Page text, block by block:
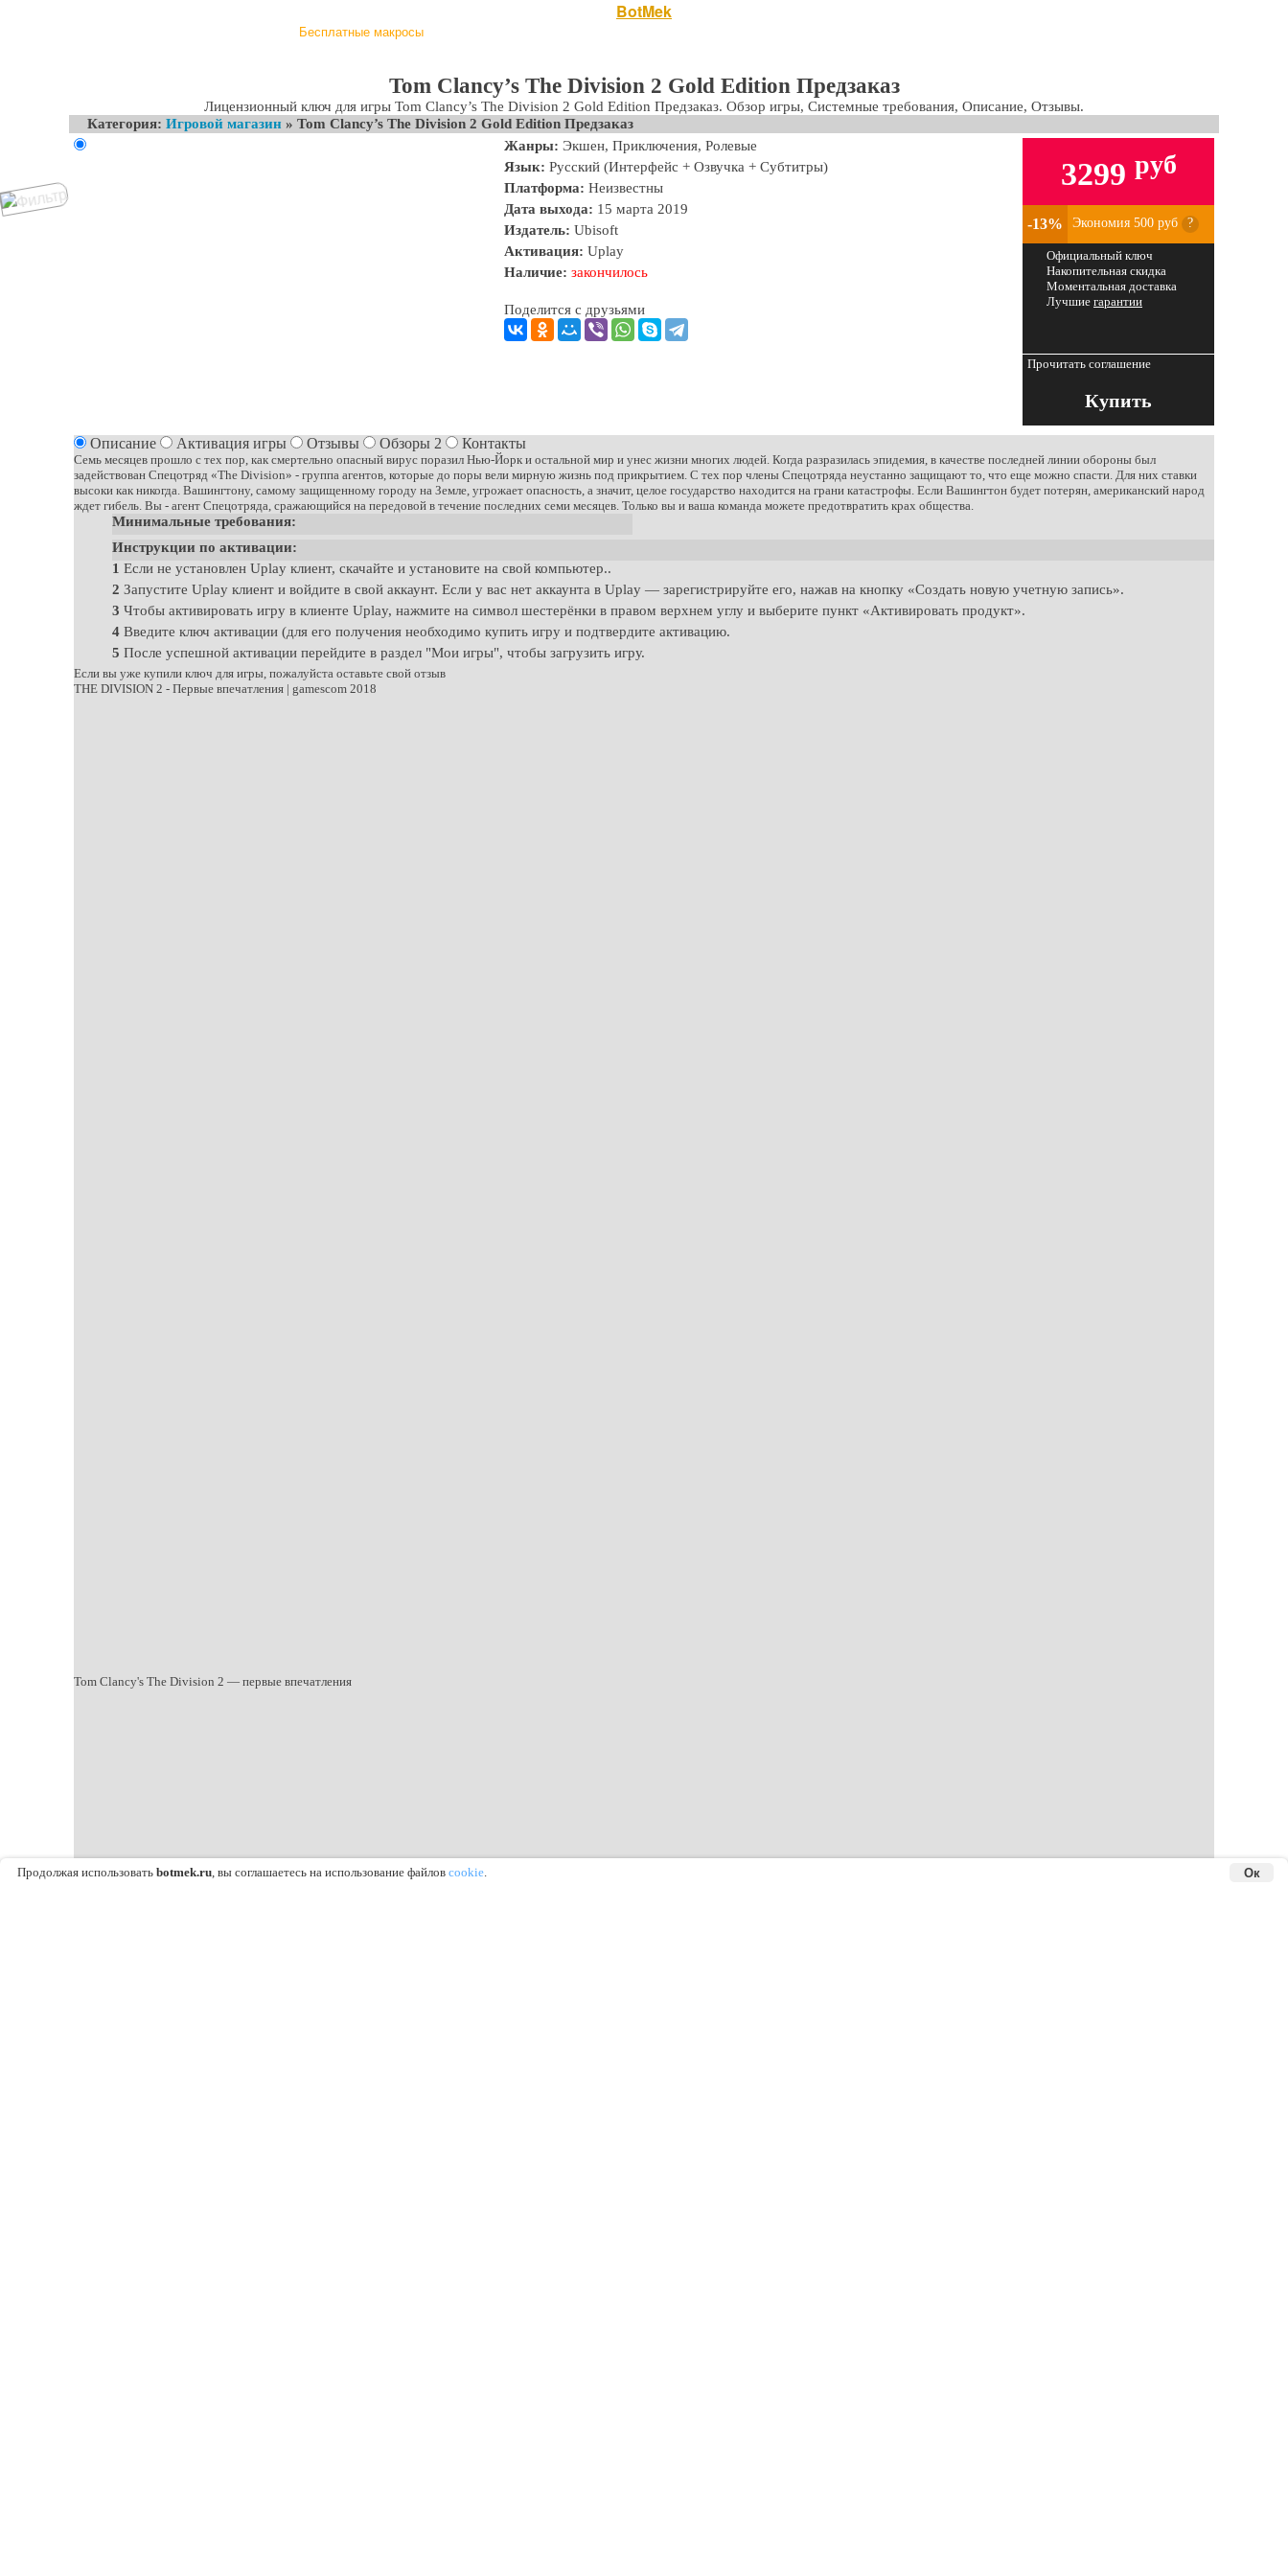
BotMek
Бесплатные макросы
Tom Clancy’s The Division 2 Gold Edition Предзаказ
Лицензионный ключ для игры Tom Clancy’s The Division 2 Gold Edition Предзаказ. Обзор игры, Системные требования, Описание, Отзывы.
Категория: Игровой магазин » Tom Clancy’s The Division 2 Gold Edition Предзаказ
Жанры: Экшен, Приключения, Ролевые
Язык: Русский (Интерфейс + Озвучка + Субтитры)
Платформа: Неизвестны
Дата выхода: 15 марта 2019
Издатель: Ubisoft
Активация: Uplay
Наличие: закончилось
Поделится с друзьями
3299 руб
-13% Экономия 500 руб ?
Официальный ключ
Накопительная скидка
Моментальная доставка
Лучшие гарантии
Прочитать соглашение
Купить
Описание Активация игры Отзывы Обзоры 2 Контакты
Семь месяцев прошло с тех пор, как смертельно опасный вирус поразил Нью-Йорк и остальной мир и унес жизни многих людей. Когда разразилась эпидемия, в качестве последней линии обороны был
задействован Спецотряд «The Division» - группа агентов, которые до поры вели мирную жизнь под прикрытием. С тех пор члены Спецотряда неустанно защищают то, что еще можно спасти. Для них ставки
высоки как никогда. Вашингтону, самому защищенному городу на Земле, угрожает опасность, а значит, целое государство находится на грани катастрофы. Если Вашингтон будет потерян, американский народ
ждет гибель. Вы - агент Спецотряда, сражающийся на передовой в течение последних семи месяцев. Только вы и ваша команда можете предотвратить крах общества.
Минимальные требования:
Инструкции по активации:
1 Если не установлен Uplay клиент, скачайте и установите на свой компьютер..
2 Запустите Uplay клиент и войдите в свой аккаунт. Если у вас нет аккаунта в Uplay — зарегистрируйте его, нажав на кнопку «Создать новую учетную запись».
3 Чтобы активировать игру в клиенте Uplay, нажмите на символ шестерёнки в правом верхнем углу и выберите пункт «Активировать продукт».
4 Введите ключ активации (для его получения необходимо купить игру и подтвердите активацию.
5 После успешной активации перейдите в раздел "Мои игры", чтобы загрузить игру.
Если вы уже купили ключ для игры, пожалуйста оставьте свой отзыв
THE DIVISION 2 - Первые впечатления | gamescom 2018
Tom Clancy's The Division 2 — первые впечатления